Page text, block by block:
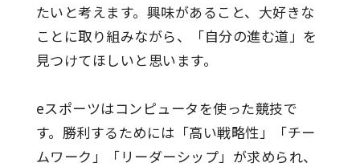
たいと考えます。興味があること、大好きな
ことに取り組みながら、「自分の進む道」を
見つけてほしいと思います。
eスポーツはコンピュータを使った競技で
す。勝利するためには「高い戦略性」「チー
ムワーク」「リーダーシップ」が求められ、